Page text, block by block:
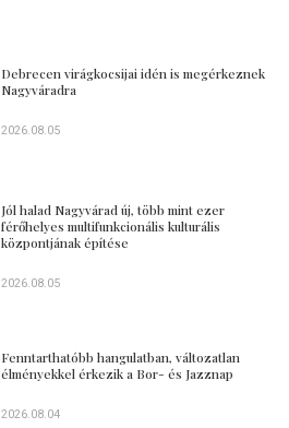
Debrecen virágkocsijai idén is megérkeznek
Nagyváradra
2026.08.05
Jól halad Nagyvárad új, több mint ezer
férőhelyes multifunkcionális kulturális
központjának építése
2026.08.05
Fenntarthatóbb hangulatban, változatlan
élményekkel érkezik a Bor- és Jazznap
2026.08.04